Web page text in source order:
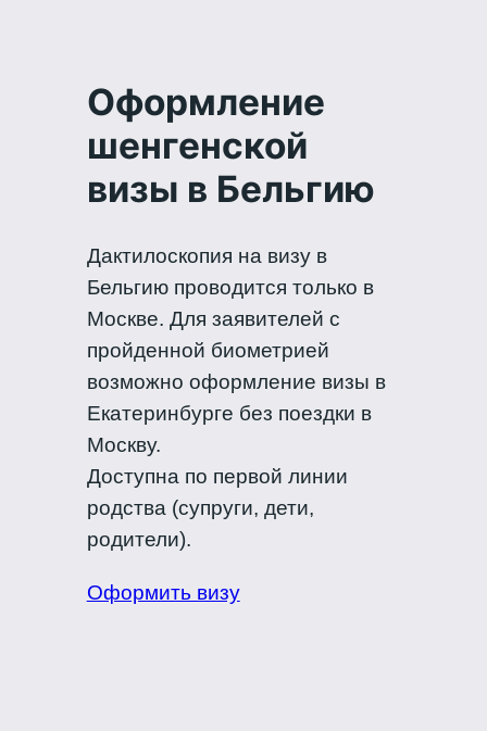
Оформление
шенгенской
визы в Бельгию
Дактилоскопия на визу в
Бельгию проводится только в
Москве. Для заявителей с
пройденной биометрией
возможно оформление визы в
Екатеринбурге без поездки в
Москву.
Доступна по первой линии
родства (супруги, дети,
родители).
Оформить визу